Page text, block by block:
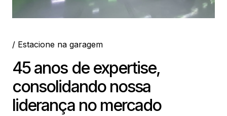
/ Estacione na garagem
45 anos de expertise,
consolidando nossa
liderança no mercado